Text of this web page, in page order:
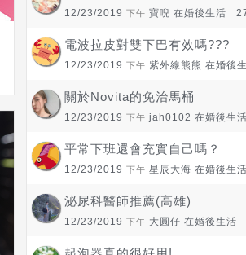
12/23/2019 下午 寶唲 在婚後生活
電波拉皮對雙下巴有效嗎???
12/23/2019 下午 紫外線熊熊 在婚後
關於Novita的免治馬桶
12/23/2019 下午 jah0102 在婚後生活
平常下班還會充實自己嗎？
12/23/2019 下午 星辰大海 在婚後生活
泌尿科醫師推薦(高雄)
12/23/2019 下午 大圓仔 在婚後生活